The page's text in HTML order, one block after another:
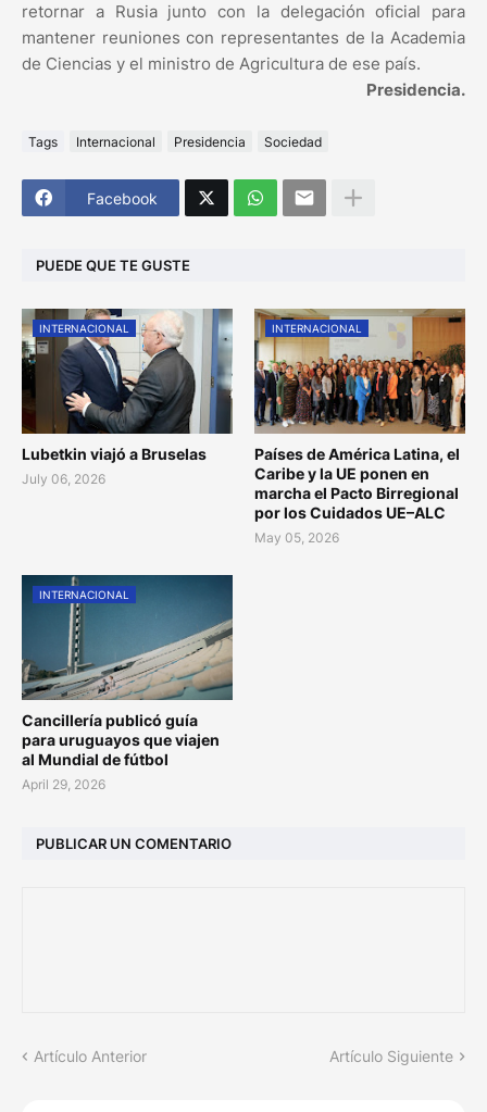
retornar a Rusia junto con la delegación oficial para
mantener reuniones con representantes de la Academia
de Ciencias y el ministro de Agricultura de ese país.
Presidencia.
Tags Internacional Presidencia Sociedad
Facebook
PUEDE QUE TE GUSTE
INTERNACIONAL
Lubetkin viajó a Bruselas
July 06, 2026
INTERNACIONAL
Países de América Latina, el
Caribe y la UE ponen en
marcha el Pacto Birregional
por los Cuidados UE–ALC
May 05, 2026
INTERNACIONAL
Cancillería publicó guía
para uruguayos que viajen
al Mundial de fútbol
April 29, 2026
PUBLICAR UN COMENTARIO
Artículo Anterior Artículo Siguiente